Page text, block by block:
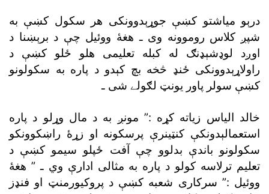
درېو مياشتو کښې جوړېدوونکى هر سکول کښې به
شپږ کلاس روموونه وى ـ هغۀ ووئيل چې د برېښنا د
اوږد لوډشېډنګ له کبله تعليمى هلو ځلو کښې د
راولاړېدوونکى ځنډ څخه بچ کېدو د پاره به سکولونو
کښې سولر پاور يونټ لګولے شى ـ
خالد الياس زياته کړه :” مونږ به د مال وړلو د پاره
استعمالېدونکې کنټينرې پرسکونه او زړۀ راښکوونکو
سکولونو باندې بدلوو چې آفت ځپلو سيمو کښې د
تعليم ترلاسه کولو د پاره به مثالى ادارې وي ـ ” هغۀ
ووئيل :” سرکارى شعبه کښې د پروکيورمنټ او فنډز